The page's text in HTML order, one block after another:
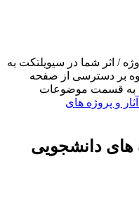
از 24 ساعت پروژه / اثر شما در سیویلتکت به
بر دسترسی از صفحه
به قسمت موضوعات
و پروژه های
های دانشجویی